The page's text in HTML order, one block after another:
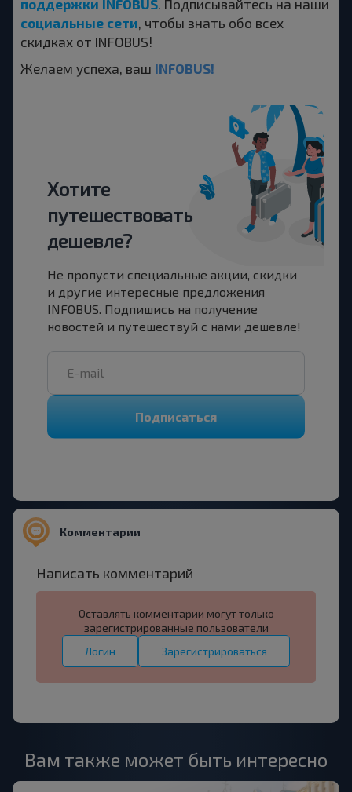
поддержки INFOBUS . Подписывайтесь на наши
социальные сети , чтобы знать обо всех
скидках от INFOBUS!
Желаем успеха, ваш INFOBUS!
Хотите
путешествовать
дешевле?
Не пропусти специальные акции, скидки
и другие интересные предложения
INFOBUS. Подпишись на получение
новостей и путешествуй с нами дешевле!
Подписаться
Комментарии
Написать комментарий
Оставлять комментарии могут только
зарегистрированные пользователи
Логин
Зарегистрироваться
Вам также может быть интересно